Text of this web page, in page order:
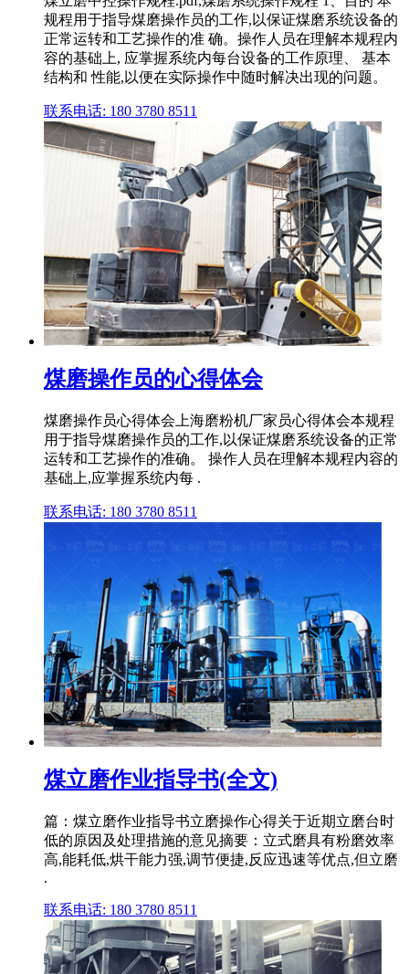
规程用于指导煤磨操作员的工作,以保证煤磨系统设备的
正常运转和工艺操作的准 确。操作人员在理解本规程内
容的基础上, 应掌握系统内每台设备的工作原理、 基本
结构和 性能,以便在实际操作中随时解决出现的问题。
联系电话: 180 3780 8511
煤磨操作员的心得体会
煤磨操作员心得体会上海磨粉机厂家员心得体会本规程
用于指导煤磨操作员的工作,以保证煤磨系统设备的正常
运转和工艺操作的准确。 操作人员在理解本规程内容的
基础上,应掌握系统内每 .
联系电话: 180 3780 8511
煤立磨作业指导书(全文)
篇：煤立磨作业指导书立磨操作心得关于近期立磨台时
低的原因及处理措施的意见摘要：立式磨具有粉磨效率
高,能耗低,烘干能力强,调节便捷,反应迅速等优点,但立磨
.
联系电话: 180 3780 8511